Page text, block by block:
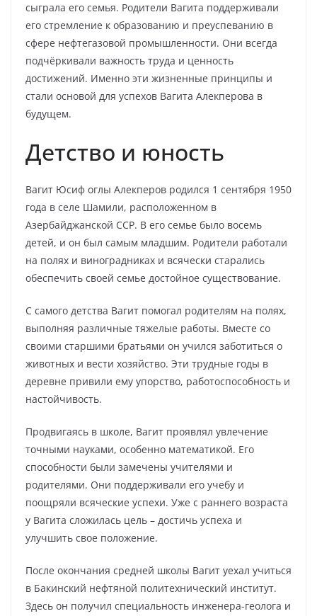
сыграла его семья. Родители Вагита поддерживали
его стремление к образованию и преуспеванию в
сфере нефтегазовой промышленности. Они всегда
подчёркивали важность труда и ценность
достижений. Именно эти жизненные принципы и
стали основой для успехов Вагита Алекперова в
будущем.
Детство и юность
Вагит Юсиф оглы Алекперов родился 1 сентября 1950
года в селе Шамили, расположенном в
Азербайджанской ССР. В его семье было восемь
детей, и он был самым младшим. Родители работали
на полях и виноградниках и всячески старались
обеспечить своей семье достойное существование.
С самого детства Вагит помогал родителям на полях,
выполняя различные тяжелые работы. Вместе со
своими старшими братьями он учился заботиться о
животных и вести хозяйство. Эти трудные годы в
деревне привили ему упорство, работоспособность и
настойчивость.
Продвигаясь в школе, Вагит проявлял увлечение
точными науками, особенно математикой. Его
способности были замечены учителями и
родителями. Они поддерживали его учебу и
поощряли всяческие успехи. Уже с раннего возраста
у Вагита сложилась цель – достичь успеха и
улучшить свое положение.
После окончания средней школы Вагит уехал учиться
в Бакинский нефтяной политехнический институт.
Здесь он получил специальность инженера-геолога и